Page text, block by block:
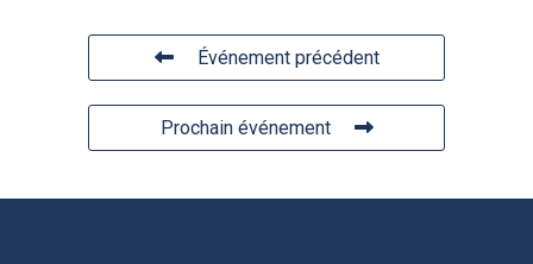
Événement précédent
Prochain événement